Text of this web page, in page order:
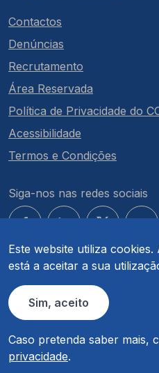
Este website utiliza
está a aceitar a sua
Sim, aceito
Caso pretenda saber mais,
privacidade.
Contactos
Denúncias
Recrutamento
Área Reservada
Política de Privacidade do
Acessibilidade
Termos e Condições
Siga-nos nas redes sociais
© COMPETE 2030. Todos os